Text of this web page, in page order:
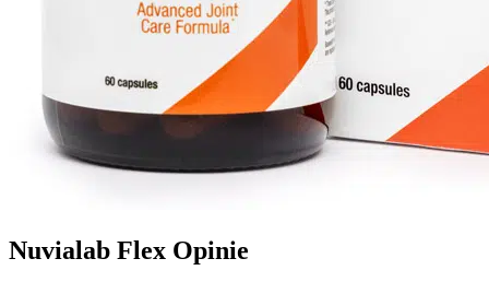
Nuvialab Flex Opinie